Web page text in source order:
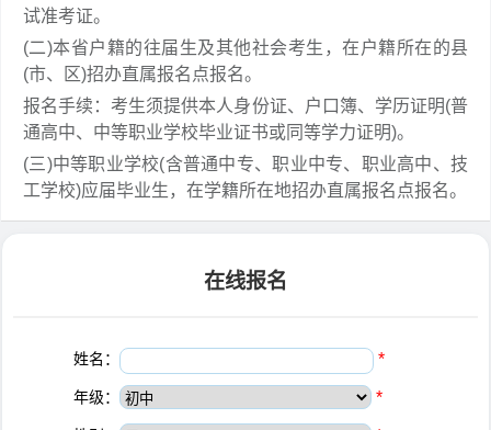
试准考证。
(二)本省户籍的往届生及其他社会考生，在户籍所在的县
(市、区)招办直属报名点报名。
报名手续：考生须提供本人身份证、户口簿、学历证明(普
通高中、中等职业学校毕业证书或同等学力证明)。
(三)中等职业学校(含普通中专、职业中专、职业高中、技
工学校)应届毕业生，在学籍所在地招办直属报名点报名。
在线报名
姓名： *
年级： *